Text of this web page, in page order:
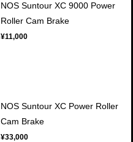
NOS Suntour XC 9000 Power
Roller Cam Brake
¥11,000
NOS Suntour XC Power Roller
Cam Brake
¥33,000